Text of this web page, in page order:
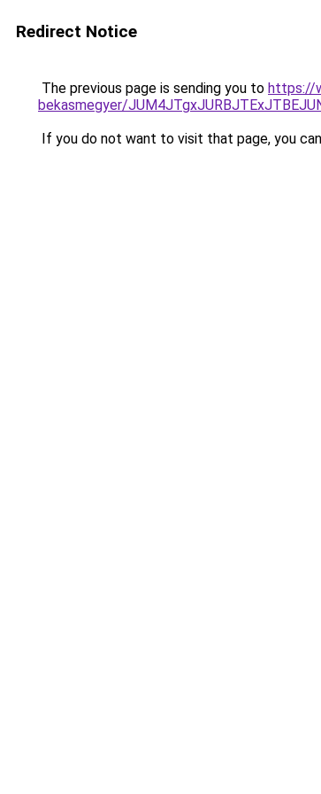
Redirect Notice
The previous page is sending you to https://
bekasmegyer/
If you do not want to visit that page, you can